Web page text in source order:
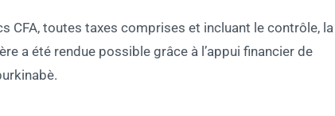
CFA, toutes taxes comprises et incluant le contrôle, la
a été rendue possible grâce à l’appui financier de